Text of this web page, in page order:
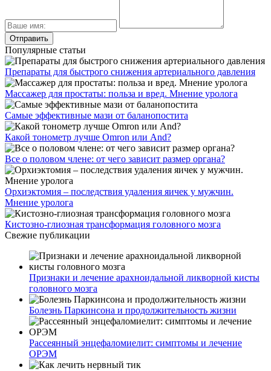
Популярные статьи
Препараты для быстрого снижения артериального давления
Массажер для простаты: польза и вред. Мнение уролога
Самые эффективные мази от баланопостита
Какой тонометр лучше Omron или And?
Все о половом члене: от чего зависит размер органа?
Орхиэктомия – последствия удаления яичек у мужчин.
Мнение уролога
Кистозно-глиозная трансформация головного мозга
Свежие публикации
Признаки и лечение арахноидальной ликворной кисты
головного мозга
Болезнь Паркинсона и продолжительность жизни
Рассеянный энцефаломиелит: симптомы и лечение
ОРЭМ